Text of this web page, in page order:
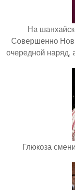
На
Совершенно
очередной наряд,
Глюкоза